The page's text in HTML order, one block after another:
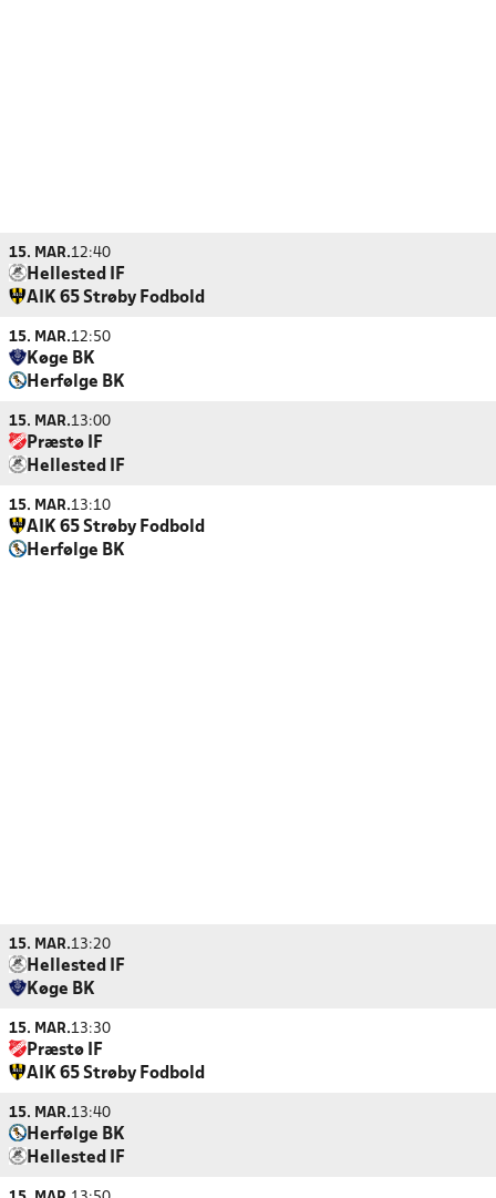
15. MAR.12:40
Hellested IF
AIK 65 Strøby Fodbold
15. MAR.12:50
Køge BK
Herfølge BK
15. MAR.13:00
Præstø IF
Hellested IF
15. MAR.13:10
AIK 65 Strøby Fodbold
Herfølge BK
15. MAR.13:20
Hellested IF
Køge BK
15. MAR.13:30
Præstø IF
AIK 65 Strøby Fodbold
15. MAR.13:40
Herfølge BK
Hellested IF